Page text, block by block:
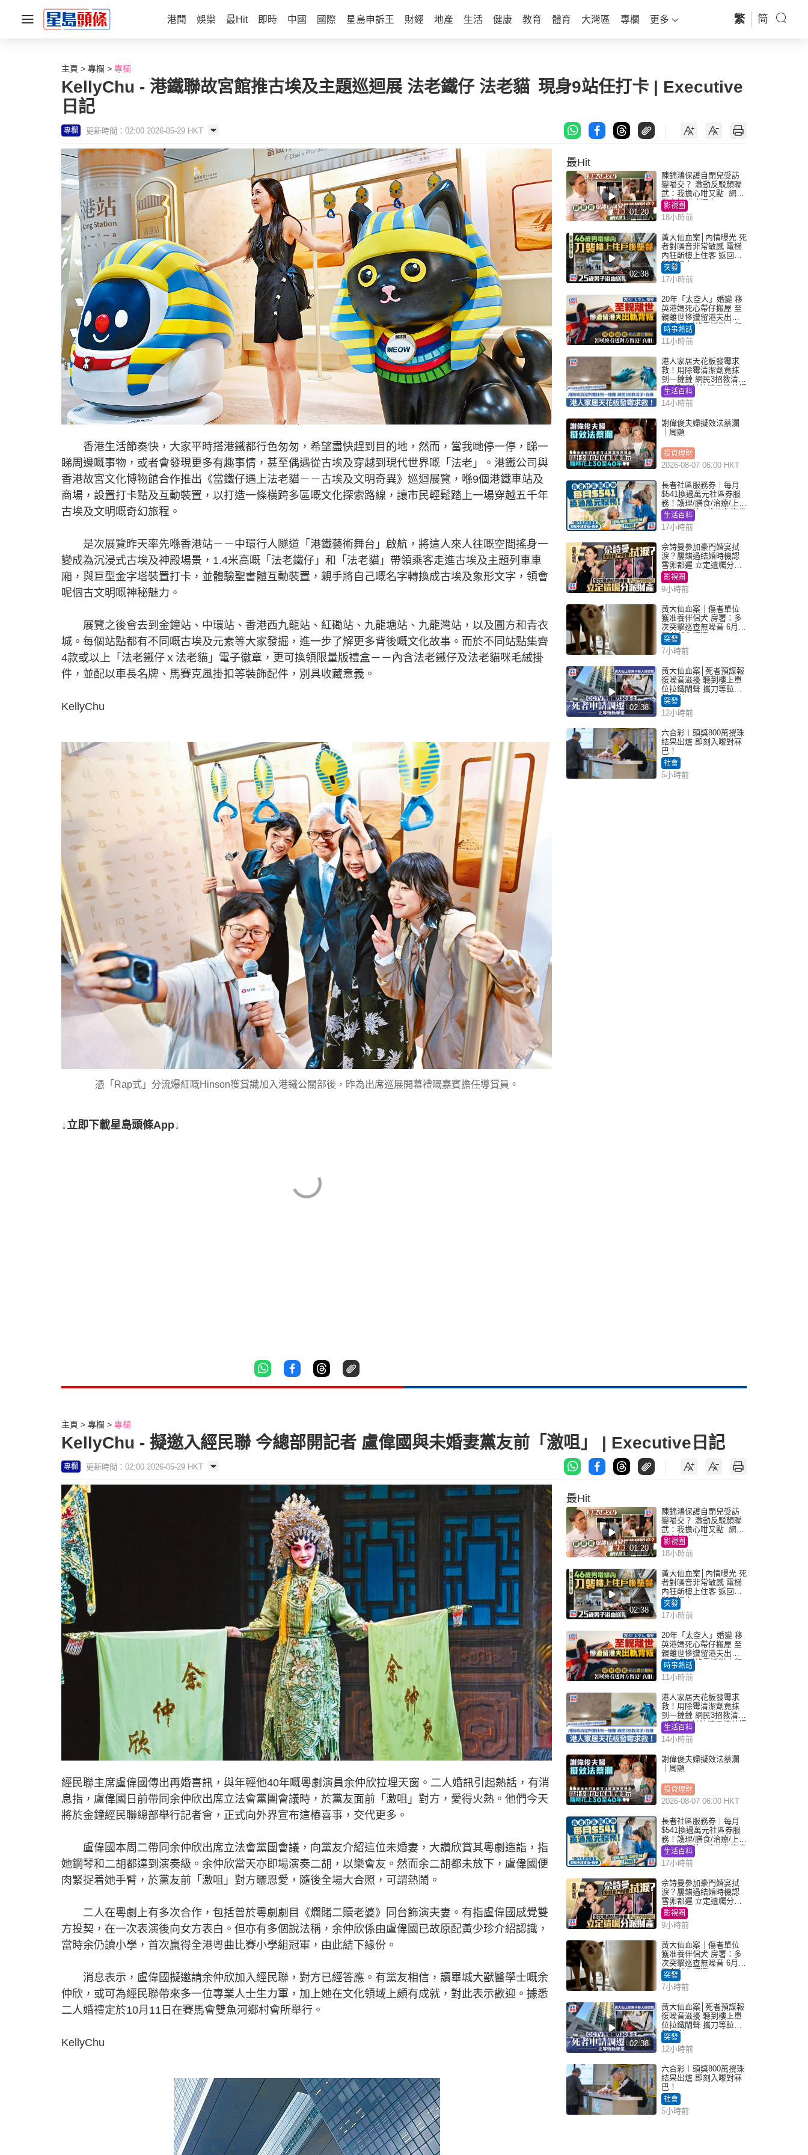
港聞 娛樂 最Hit 即時 中國 國際 星島申訴王 財經 地產 生活 健康 教育 體育 大灣區 專欄 更多 繁 简
主頁 專欄 專欄
KellyChu - 港鐵聯故宮館推古埃及主題巡迴展 法老鐵仔 法老貓 現身9站任打卡 | Executive
日記
專欄 更新時間：02:00 2026-05-29 HKT
香港生活節奏快，大家平時搭港鐵都行色匆匆，希望盡快趕到目的地，然而，當我哋停一停，睇一
睇周邊嘅事物，或者會發現更多有趣事情，甚至偶遇從古埃及穿越到現代世界嘅「法老」。港鐵公司與
香港故宮文化博物館合作推出《當鐵仔遇上法老貓－－古埃及文明奇異》巡迴展覽，喺9個港鐵車站及
商場，設置打卡點及互動裝置，以打造一條橫跨多區嘅文化探索路線，讓市民輕鬆踏上一場穿越五千年
古埃及文明嘅奇幻旅程。
是次展覽昨天率先喺香港站－－中環行人隧道「港鐵藝術舞台」啟航，將這人來人往嘅空間搖身一
變成為沉浸式古埃及神殿場景，1.4米高嘅「法老鐵仔」和「法老貓」帶領乘客走進古埃及主題列車車
廂，與巨型金字塔裝置打卡，並體驗聖書體互動裝置，親手將自己嘅名字轉換成古埃及象形文字，領會
呢個古文明嘅神秘魅力。
展覽之後會去到金鐘站、中環站、香港西九龍站、紅磡站、九龍塘站、九龍灣站，以及圓方和青衣
城。每個站點都有不同嘅古埃及元素等大家發掘，進一步了解更多背後嘅文化故事。而於不同站點集齊
4款或以上「法老鐵仔ｘ法老貓」電子徽章，更可換領限量版禮盒－－內含法老鐵仔及法老貓咪毛絨掛
件，並配以車長名牌、馬賽克風掛扣等裝飾配件，別具收藏意義。
KellyChu
憑「Rap式」分流爆紅嘅Hinson獲賞識加入港鐵公關部後，昨為出席巡展開幕禮嘅嘉賓擔任導賞員。
↓立即下載星島頭條App↓
最Hit
01:20
陳錦鴻保護自閉兒受訪
變嗌交？ 激動反駁顏聯
武：我擔心咁又點 網民
批主持咄咄逼人
影視圈
18小時前
02:38
黃大仙血案│內情曝光 死
者對噪音非常敏感 電梯
內狂斬樓上住客 返回住
所墮樓亡
突發
17小時前
20年「太空人」婚變 移
英港媽死心帶仔搬屋 至
親離世慘遭留港夫出軌
背叛 苦嘆終看透對方留
港「真相」｜Juicy叮
時事熱話
11小時前
港人家居天花板發霉求
救！用除霉清潔劑竟抹
到一撻撻 網民3招教清潔
+保養 本地油漆品牌曾提
醒勿用1物防變色
生活百科
14小時前
謝偉俊夫婦擬效法蔡瀾
｜周顯
投資理財
2026-08-07 06:00 HKT
長者社區服務券｜每月
$541換過萬元社區券服
務！護理/膳食/治療/上門
或中心任揀 1條件免資產
審查（附申請資格及教
學）
生活百科
17小時前
佘詩曼參加豪門婚宴拭
淚？屢錯過結婚時機認
雪卵都遲 立定遺囑分派
財產
影視圈
9小時前
黃大仙血案｜傷者單位
獲准養伴侶犬 房署：多
次突擊巡查無噪音 6月批
死者邨內調遷
突發
7小時前
02:38
黃大仙血案│死者預謀報
復噪音滋擾 聽到樓上單
位拉鐵閘聲 攜刀等𨋢伏
擊傷者
突發
12小時前
六合彩︱頭獎800萬攪珠
結果出爐 即刻入嚟對冧
巴！
社會
5小時前
主頁 專欄 專欄
KellyChu - 擬邀入經民聯 今總部開記者 盧偉國與未婚妻黨友前「激咀」 | Executive日記
專欄 更新時間：02:00 2026-05-29 HKT
經民聯主席盧偉國傳出再婚喜訊，與年輕他40年嘅粵劇演員余仲欣拉埋天窗。二人婚訊引起熱話，有消
息指，盧偉國日前帶同余仲欣出席立法會黨團會議時，於黨友面前「激咀」對方，愛得火熱。他們今天
將於金鐘經民聯總部舉行記者會，正式向外界宣布這樁喜事，交代更多。
盧偉國本周二帶同余仲欣出席立法會黨團會議，向黨友介紹這位未婚妻，大讚欣賞其粵劇造詣，指
她鋼琴和二胡都達到演奏級。余仲欣當天亦即場演奏二胡，以樂會友。然而余二胡都未放下，盧偉國便
肉緊捉着她手臂，於黨友前「激咀」對方曬恩愛，隨後全場大合照，可謂熱鬧。
二人在粵劇上有多次合作，包括曾於粵劇劇目《爛賭二贖老婆》同台飾演夫妻。有指盧偉國感覺雙
方投契，在一次表演後向女方表白。但亦有多個說法稱，余仲欣係由盧偉國已故原配黃少珍介紹認識，
當時余仍讀小學，首次贏得全港粵曲比賽小學組冠軍，由此結下緣份。
消息表示，盧偉國擬邀請余仲欣加入經民聯，對方已經答應。有黨友相信，讀畢城大獸醫學士嘅余
仲欣，或可為經民聯帶來多一位專業人士生力軍，加上她在文化領域上頗有成就，對此表示歡迎。據悉
二人婚禮定於10月11日在賽馬會雙魚河鄉村會所舉行。
KellyChu
最Hit
01:20
陳錦鴻保護自閉兒受訪
變嗌交？ 激動反駁顏聯
武：我擔心咁又點 網民
批主持咄咄逼人
影視圈
18小時前
02:38
黃大仙血案│內情曝光 死
者對噪音非常敏感 電梯
內狂斬樓上住客 返回住
所墮樓亡
突發
17小時前
20年「太空人」婚變 移
英港媽死心帶仔搬屋 至
親離世慘遭留港夫出軌
背叛 苦嘆終看透對方留
港「真相」｜Juicy叮
時事熱話
11小時前
港人家居天花板發霉求
救！用除霉清潔劑竟抹
到一撻撻 網民3招教清潔
+保養 本地油漆品牌曾提
醒勿用1物防變色
生活百科
14小時前
謝偉俊夫婦擬效法蔡瀾
｜周顯
投資理財
2026-08-07 06:00 HKT
長者社區服務券｜每月
$541換過萬元社區券服
務！護理/膳食/治療/上門
或中心任揀 1條件免資產
審查（附申請資格及教
學）
生活百科
17小時前
佘詩曼參加豪門婚宴拭
淚？屢錯過結婚時機認
雪卵都遲 立定遺囑分派
財產
影視圈
9小時前
黃大仙血案｜傷者單位
獲准養伴侶犬 房署：多
次突擊巡查無噪音 6月批
死者邨內調遷
突發
7小時前
02:38
黃大仙血案│死者預謀報
復噪音滋擾 聽到樓上單
位拉鐵閘聲 攜刀等𨋢伏
擊傷者
突發
12小時前
六合彩︱頭獎800萬攪珠
結果出爐 即刻入嚟對冧
巴！
社會
5小時前